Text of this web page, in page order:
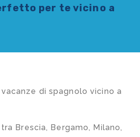
per te vicino a
di spagnolo vicino a
Brescia, Bergamo, Milano,